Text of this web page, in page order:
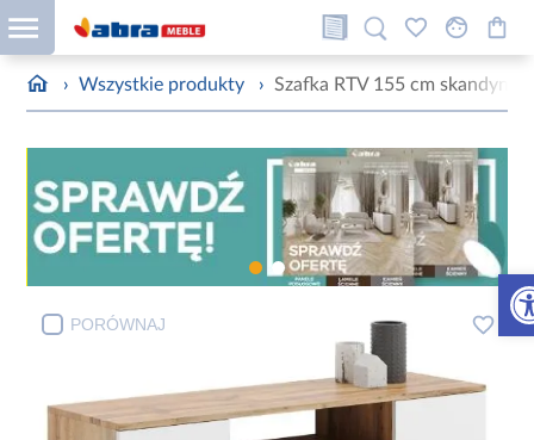
› Wszystkie produkty › Szafka RTV 155 cm
PORÓWNAJ